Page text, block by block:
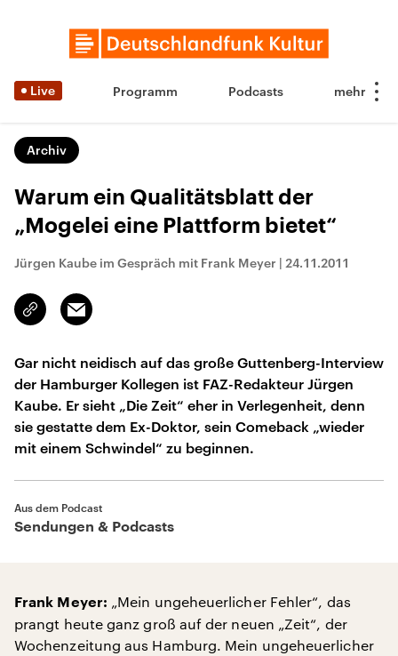
Live Programm Podcasts
Archiv
Warum ein Qualitätsblatt der
„Mogelei eine Plattform bietet“
Jürgen Kaube im Gespräch mit Frank Meyer | 24.11.2011
Link
kopieren/teilen
Email
Gar nicht neidisch auf das große Guttenberg-Interview
der Hamburger Kollegen ist FAZ-Redakteur Jürgen
Kaube. Er sieht „Die Zeit“ eher in Verlegenheit, denn
sie gestatte dem Ex-Doktor, sein Comeback „wieder
mit einem Schwindel“ zu beginnen.
Aus dem Podcast
Sendungen & Podcasts
Frank Meyer: „Mein ungeheuerlicher Fehler“, das
prangt heute ganz groß auf der neuen „Zeit“, der
Wochenzeitung aus Hamburg. Mein ungeheuerlicher